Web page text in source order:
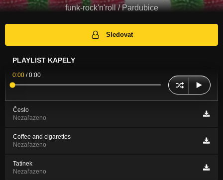
funk-rock'n'roll / Pardubice
Sledovat
PLAYLIST KAPELY
0:00 /0:00
Česlo
Nezařazeno
Coffee and cigarettes
Nezařazeno
Tatínek
Nezařazeno